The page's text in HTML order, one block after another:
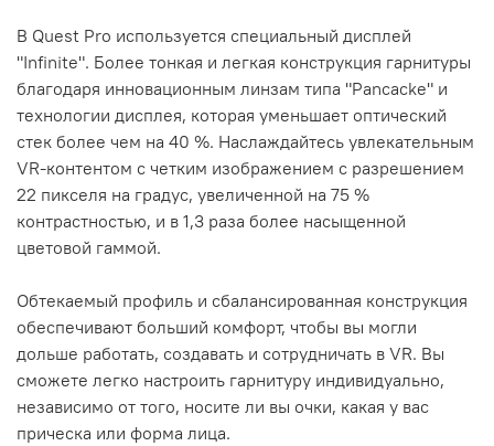
В Quest Pro используется специальный дисплей
"Infinite". Более тонкая и легкая конструкция гарнитуры
благодаря инновационным линзам типа "Pancacke" и
технологии дисплея, которая уменьшает оптический
стек более чем на 40 %. Наслаждайтесь увлекательным
VR-контентом с четким изображением с разрешением
22 пикселя на градус, увеличенной на 75 %
контрастностью, и в 1,3 раза более насыщенной
цветовой гаммой.
Обтекаемый профиль и сбалансированная конструкция
обеспечивают больший комфорт, чтобы вы могли
дольше работать, создавать и сотрудничать в VR. Вы
сможете легко настроить гарнитуру индивидуально,
независимо от того, носите ли вы очки, какая у вас
прическа или форма лица.